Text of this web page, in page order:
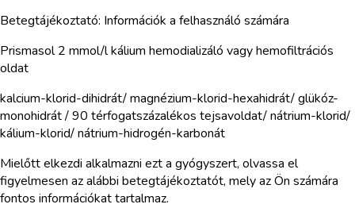
Betegtájékoztató: Információk a felhasználó számára
Prismasol 2 mmol/l kálium hemodializáló vagy hemofiltrációs
oldat
kalcium-klorid-dihidrát/ magnézium-klorid-hexahidrát/ glükóz-
monohidrát / 90 térfogatszázalékos tejsavoldat/ nátrium-klorid/
kálium-klorid/ nátrium-hidrogén-karbonát
Mielőtt elkezdi alkalmazni ezt a gyógyszert, olvassa el
figyelmesen az alábbi betegtájékoztatót, mely az Ön számára
fontos információkat tartalmaz.